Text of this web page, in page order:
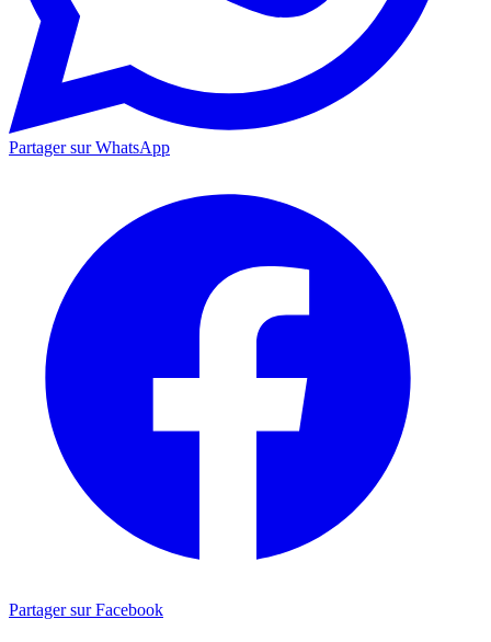
Partager sur WhatsApp
Partager sur Facebook